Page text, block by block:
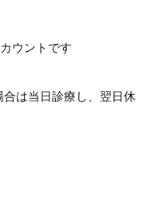
ウントです
は当日診療し、翌日休